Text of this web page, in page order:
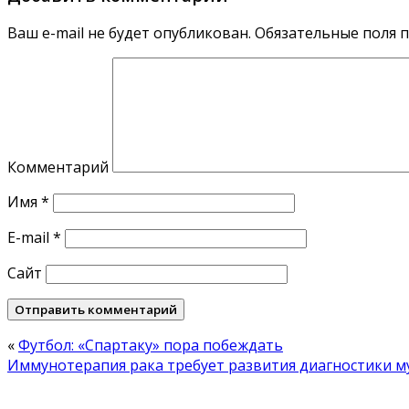
Ваш e-mail не будет опубликован. Обязательные поля
Комментарий
Имя *
E-mail *
Сайт
«Футбол: «Спартаку» пора побеждать
Иммунотерапия рака требует развития диагностики